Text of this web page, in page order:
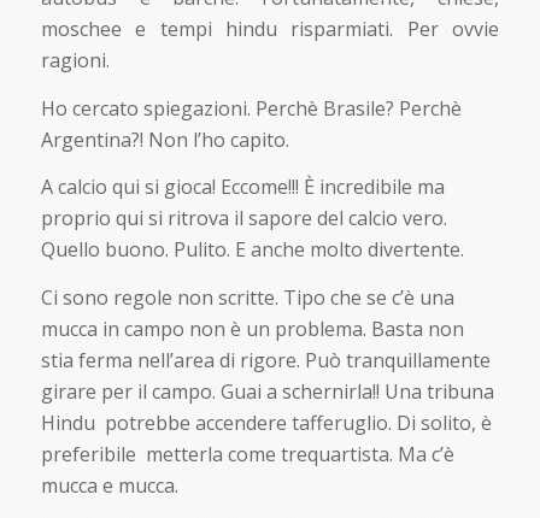
moschee e tempi hindu risparmiati. Per ovvie
ragioni.
Ho cercato spiegazioni. Perchè Brasile? Perchè
Argentina?! Non l’ho capito.
A calcio qui si gioca! Eccome!!! È incredibile ma
proprio qui si ritrova il sapore del calcio vero.
Quello buono. Pulito. E anche molto divertente.
Ci sono regole non scritte. Tipo che se c’è una
mucca in campo non è un problema. Basta non
stia ferma nell’area di rigore. Può tranquillamente
girare per il campo. Guai a schernirla!! Una tribuna
Hindu potrebbe accendere tafferuglio. Di solito, è
preferibile metterla come trequartista. Ma c’è
mucca e mucca.